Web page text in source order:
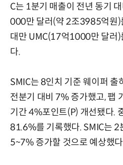
C는 1분기 매출이 전년 동기
000만 달러(약 2조3985억원)
대만 UMC(17억1000만 달러)
다.
SMIC는 8인치 기준 웨이퍼
전분기 대비 7% 증가했고, 팹
기간 4%포인트(P) 개선됐다.
81.6%를 기록했다. SMIC는 2
5~7% 증가할 것으로 예상했